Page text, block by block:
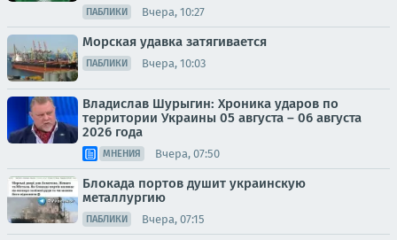
ПАБЛИКИ Вчера, 10:27
Морская удавка затягивается
ПАБЛИКИ Вчера, 10:03
Владислав Шурыгин: Хроника ударов по
территории Украины 05 августа – 06 августа
2026 года
МНЕНИЯ Вчера, 07:50
Блокада портов душит украинскую
металлургию
ПАБЛИКИ Вчера, 07:15